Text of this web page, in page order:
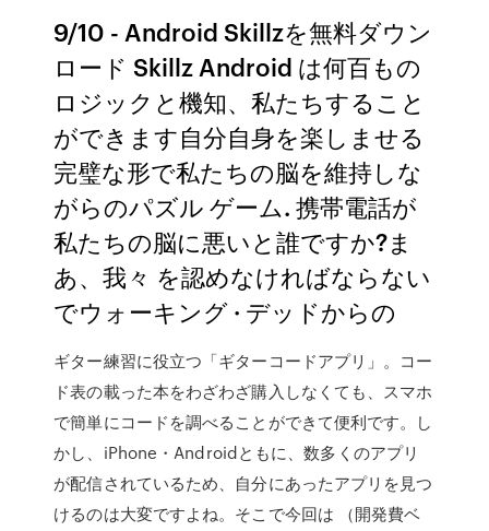
9/10 - Android Skillzを無料ダウン
ロード Skillz Android は何百もの
ロジックと機知、私たちすること
ができます自分自身を楽しませる
完璧な形で私たちの脳を維持しな
がらのパズル ゲーム. 携帯電話が
私たちの脳に悪いと誰ですか?ま
あ、我々 を認めなければならない
でウォーキング · デッドからの
ギター練習に役立つ「ギターコードアプリ」。コー
ド表の載った本をわざわざ購入しなくても、スマホ
で簡単にコードを調べることができて便利です。し
かし、iPhone・Androidともに、数多くのアプリ
が配信されているため、自分にあったアプリを見つ
けるのは大変ですよね。そこで今回は （開発費ベ